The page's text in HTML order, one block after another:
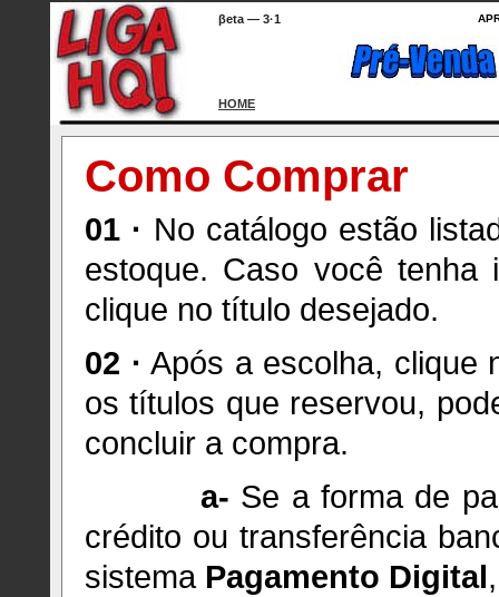
βeta — 3·1
HOME
Como Comprar
01 · No catálogo estão
estoque. Caso você tenha
clique no título desejado.
02 · Após a escolha, clique
os títulos que reservou,
concluir a compra.
a- Se a forma de
crédito ou transferência
sistema Pagamento Digital